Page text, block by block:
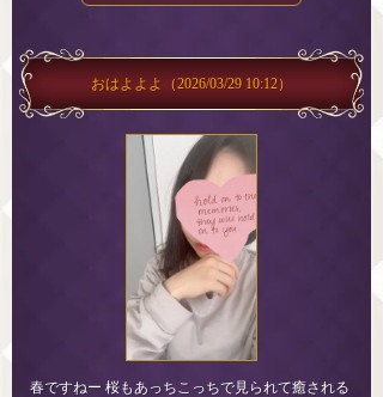
おはよよよ （2026/03/29 10:12）
春ですねー 桜もあっちこっちで見られて癒される